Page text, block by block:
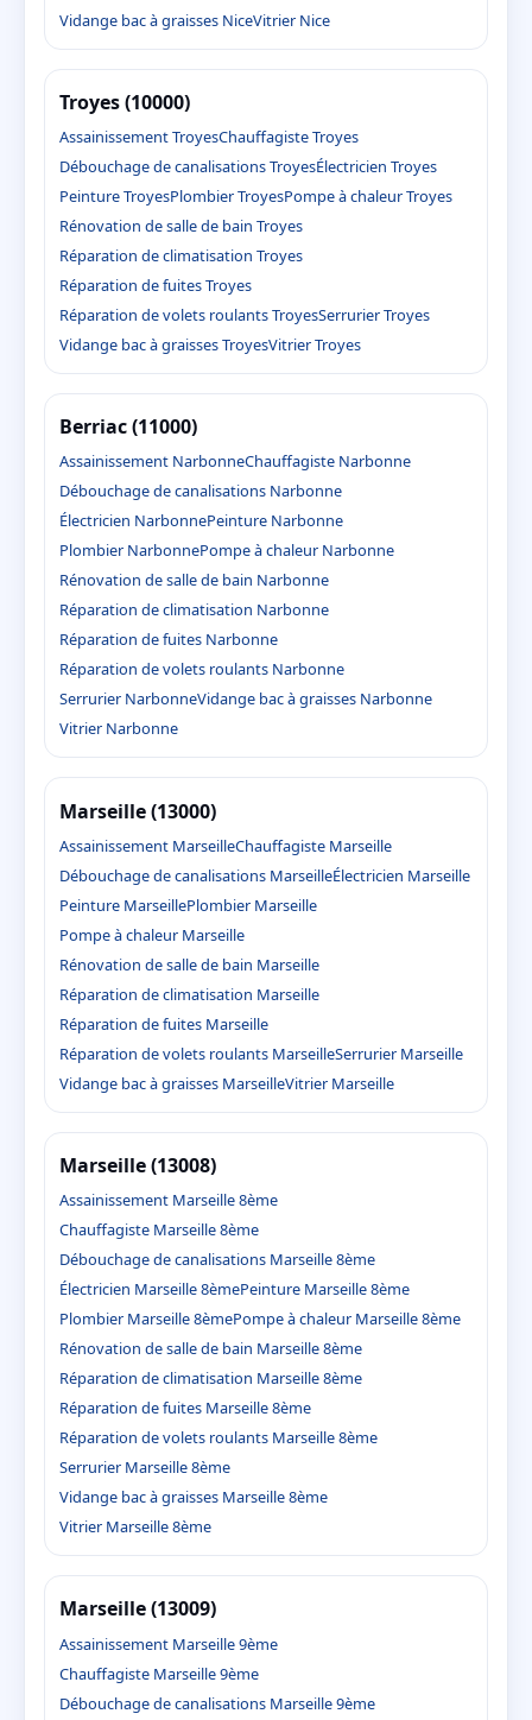
Vidange bac à graisses NiceVitrier Nice
Troyes (10000)
Assainissement TroyesChauffagiste Troyes
Débouchage de canalisations TroyesÉlectricien Troyes
Peinture TroyesPlombier TroyesPompe à chaleur Troyes
Rénovation de salle de bain Troyes
Réparation de climatisation Troyes
Réparation de fuites Troyes
Réparation de volets roulants TroyesSerrurier Troyes
Vidange bac à graisses TroyesVitrier Troyes
Berriac (11000)
Assainissement NarbonneChauffagiste Narbonne
Débouchage de canalisations Narbonne
Électricien NarbonnePeinture Narbonne
Plombier NarbonnePompe à chaleur Narbonne
Rénovation de salle de bain Narbonne
Réparation de climatisation Narbonne
Réparation de fuites Narbonne
Réparation de volets roulants Narbonne
Serrurier NarbonneVidange bac à graisses Narbonne
Vitrier Narbonne
Marseille (13000)
Assainissement MarseilleChauffagiste Marseille
Débouchage de canalisations MarseilleÉlectricien Marseille
Peinture MarseillePlombier Marseille
Pompe à chaleur Marseille
Rénovation de salle de bain Marseille
Réparation de climatisation Marseille
Réparation de fuites Marseille
Réparation de volets roulants MarseilleSerrurier Marseille
Vidange bac à graisses MarseilleVitrier Marseille
Marseille (13008)
Assainissement Marseille 8ème
Chauffagiste Marseille 8ème
Débouchage de canalisations Marseille 8ème
Électricien Marseille 8èmePeinture Marseille 8ème
Plombier Marseille 8èmePompe à chaleur Marseille 8ème
Rénovation de salle de bain Marseille 8ème
Réparation de climatisation Marseille 8ème
Réparation de fuites Marseille 8ème
Réparation de volets roulants Marseille 8ème
Serrurier Marseille 8ème
Vidange bac à graisses Marseille 8ème
Vitrier Marseille 8ème
Marseille (13009)
Assainissement Marseille 9ème
Chauffagiste Marseille 9ème
Débouchage de canalisations Marseille 9ème